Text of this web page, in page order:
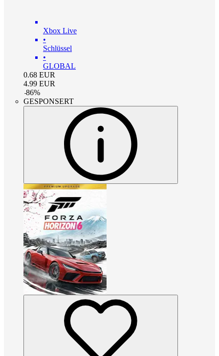
Xbox Live
•
Schlüssel
•
GLOBAL
0.68 EUR
4.99 EUR
-86%
GESPONSERT